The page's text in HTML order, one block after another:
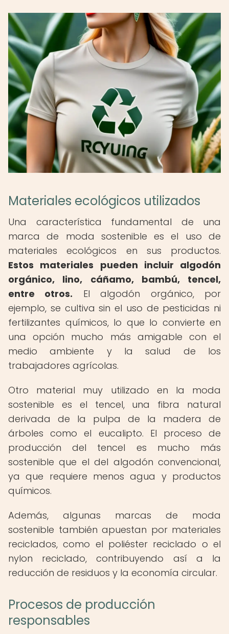
Materiales ecológicos utilizados
Una característica fundamental de una
marca de moda sostenible es el uso de
materiales ecológicos en sus productos.
Estos materiales pueden incluir algodón
orgánico, lino, cáñamo, bambú, tencel,
entre otros. El algodón orgánico, por
ejemplo, se cultiva sin el uso de pesticidas ni
fertilizantes químicos, lo que lo convierte en
una opción mucho más amigable con el
medio ambiente y la salud de los
trabajadores agrícolas.
Otro material muy utilizado en la moda
sostenible es el tencel, una fibra natural
derivada de la pulpa de la madera de
árboles como el eucalipto. El proceso de
producción del tencel es mucho más
sostenible que el del algodón convencional,
ya que requiere menos agua y productos
químicos.
Además, algunas marcas de moda
sostenible también apuestan por materiales
reciclados, como el poliéster reciclado o el
nylon reciclado, contribuyendo así a la
reducción de residuos y la economía circular.
Procesos de producción
responsables